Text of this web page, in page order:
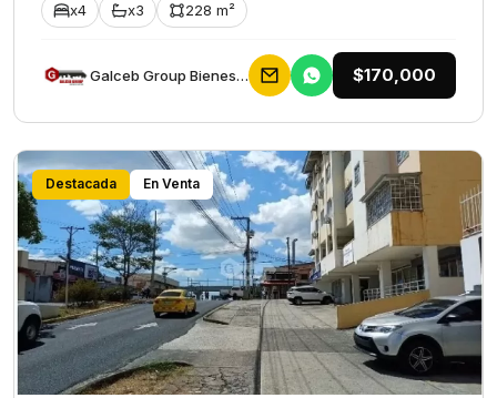
x4 x3 228 m²
Galceb Group Bienes Raices $170,000
Destacada En Venta